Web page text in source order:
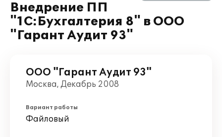
Внедрение ПП
"1С:Бухгалтерия 8" в ООО
"Гарант Аудит 93"
ООО "Гарант Аудит 93"
Москва, Декабрь 2008
Вариант работы
Файловый